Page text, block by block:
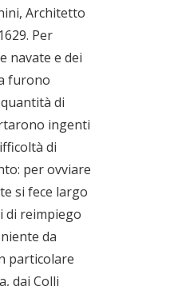
Architetto
Per
navate e dei
furono
di
ingenti
di
per ovviare
si fece largo
di reimpiego
da
particolare
dai Colli